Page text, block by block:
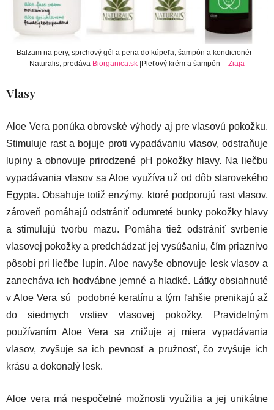
Balzam na pery, sprchový gél a pena do kúpeľa, šampón a kondicionér –
Naturalis, predáva Biorganica.sk |Pleťový krém a šampón – Ziaja
Vlasy
Aloe Vera ponúka obrovské výhody aj pre vlasovú pokožku.
Stimuluje rast a bojuje proti vypadávaniu vlasov, odstraňuje
lupiny a obnovuje prirodzené pH pokožky hlavy. Na liečbu
vypadávania vlasov sa Aloe využíva už od dôb starovekého
Egypta. Obsahuje totiž enzýmy, ktoré podporujú rast vlasov,
zároveň pomáhajú odstrániť odumreté bunky pokožky hlavy
a stimulujú tvorbu mazu. Pomáha tiež odstrániť svrbenie
vlasovej pokožky a predchádzať jej vysúšaniu, čím priaznivo
pôsobí pri liečbe lupín. Aloe navyše obnovuje lesk vlasov a
zanecháva ich hodvábne jemné a hladké. Látky obsiahnuté
v Aloe Vera sú podobné keratínu a tým ľahšie prenikajú až
do siedmych vrstiev vlasovej pokožky. Pravidelným
používaním Aloe Vera sa znižuje aj miera vypadávania
vlasov, zvyšuje sa ich pevnosť a pružnosť, čo zvyšuje ich
krásu a dokonalý lesk.
Aloe vera má nespočetné možnosti využitia a jej unikátne